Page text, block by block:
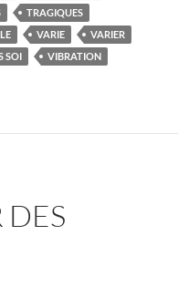
TRAGIQUES
VARIE
VARIER
SOI
VIBRATION
DES